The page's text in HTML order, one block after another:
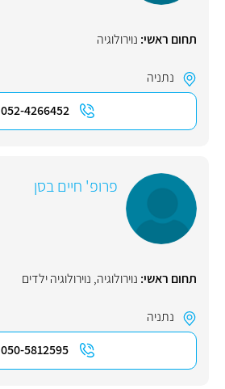
תחום ראשי: נוירולוגיה
נתניה
052-4266452
פרופ' חיים בסן
תחום ראשי: נוירולוגיה, נוירולוגיה ילדים
נתניה
050-5812595